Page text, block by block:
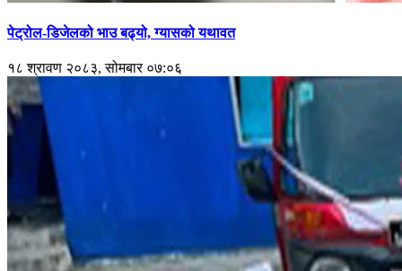
पेट्रोल-डिजेलको भाउ बढ्यो, ग्यासको यथावत
१८ श्रावण २०८३, सोमबार ०७:०६